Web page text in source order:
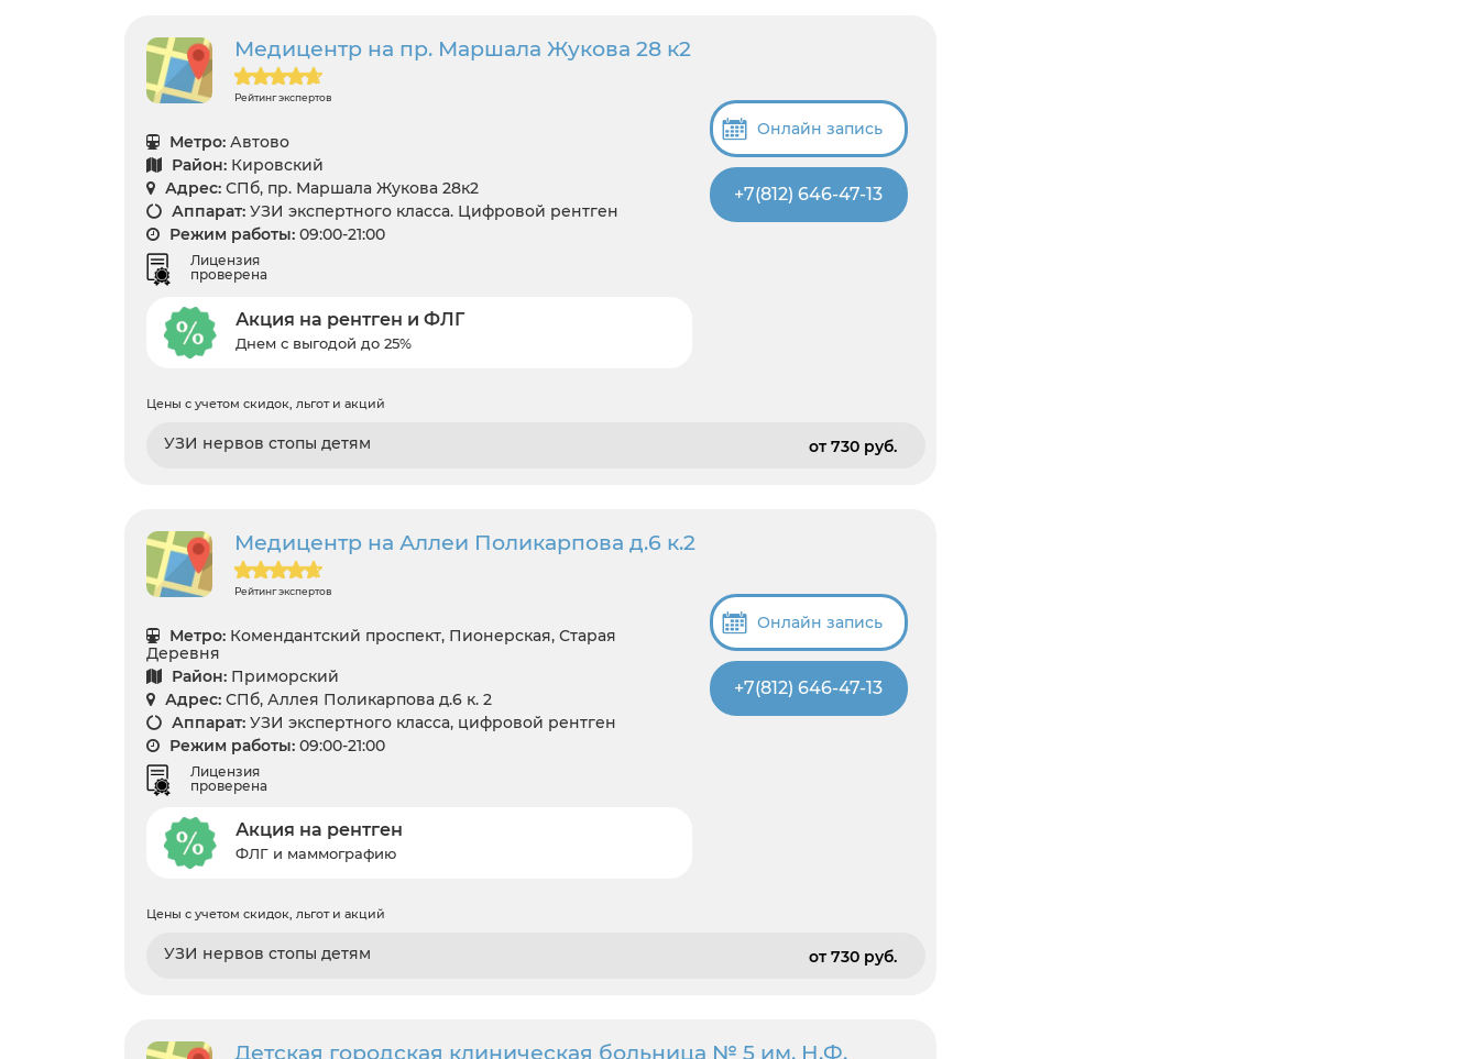
Медицентр на пр. Маршала Жукова 28 к2
Рейтинг экспертов
Метро: Автово
Район: Кировский
Адрес: СПб, пр. Маршала Жукова 28к2
Аппарат: УЗИ экспертного класса. Цифровой рентген
Режим работы: 09:00-21:00
Лицензия
проверена
Акция на рентген и ФЛГ
Днем с выгодой до 25%
Онлайн запись
+7(812) 646-47-13
Цены с учетом скидок, льгот и акций
УЗИ нервов стопы детям от 730 pуб.
Медицентр на Аллеи Поликарпова д.6 к.2
Рейтинг экспертов
Метро: Комендантский проспект, Пионерская, Старая
Деревня
Район: Приморский
Адрес: СПб, Аллея Поликарпова д.6 к. 2
Аппарат: УЗИ экспертного класса, цифровой рентген
Режим работы: 09:00-21:00
Лицензия
проверена
Акция на рентген
ФЛГ и маммографию
Онлайн запись
+7(812) 646-47-13
Цены с учетом скидок, льгот и акций
УЗИ нервов стопы детям от 730 pуб.
Детская городская клиническая больница № 5 им. Н.Ф.